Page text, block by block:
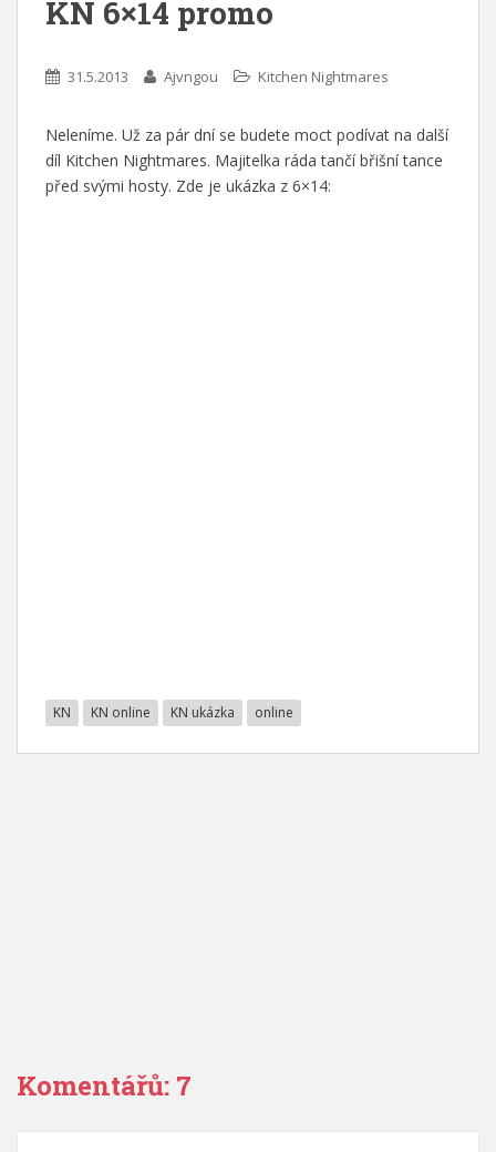
KN 6×14 promo
31.5.2013 Ajvngou Kitchen Nightmares
Neleníme. Už za pár dní se budete moct podívat na další
díl Kitchen Nightmares. Majitelka ráda tančí břišní tance
před svými hosty. Zde je ukázka z 6×14:
KN KN online KN ukázka online
Komentářů: 7